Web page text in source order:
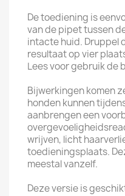
De toediening is
van de pipet tussen
intacte huid. Druppel
resultaat op vier
Lees voor gebruik de
Bijwerkingen komen
honden kunnen
aanbrengen een
wrijven, licht
toedieningsplaats.
meestal vanzelf.
Deze versie is